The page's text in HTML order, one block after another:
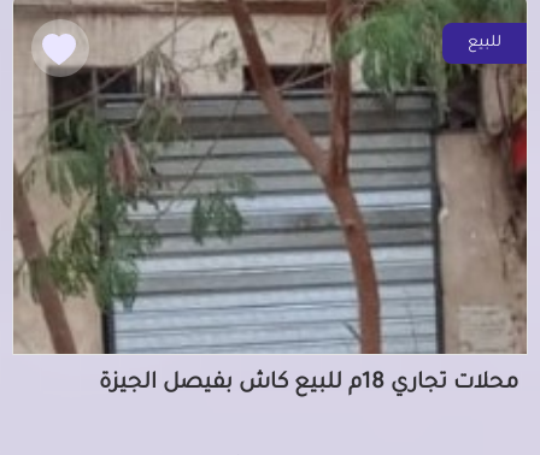
للبيع
محلات تجاري 18م للبيع كاش بفيصل الجيزة